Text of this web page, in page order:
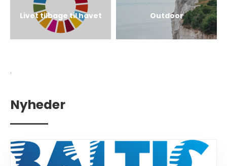
Livet tilbage til havet Outdoor
.
Nyheder